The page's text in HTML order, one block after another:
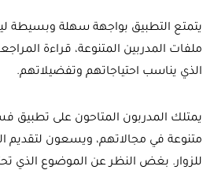
يتمتع التطبيق بواجهة سهلة
ملفات المدربين المتنوعة، قراءة
الذي يناسب احتياجاتهم وتفضيلاتهم.
يمتلك المدربون المتاحون على تطبيق
متنوعة في مجالاتهم، ويسعون لتقديم
للزوار. بغض النظر عن الموضوع الذي